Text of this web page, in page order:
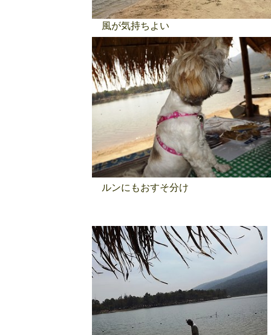
風が気持ちよい
ルンにもおすそ分け